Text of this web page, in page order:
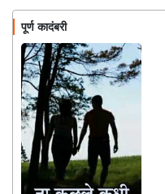
पूर्ण कादंबरी